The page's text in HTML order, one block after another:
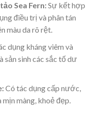
Sea Fern:Sự kết hợp
điều trị và phân tán
màu da rõ rệt.
dụng kháng viêm và
sản sinh các sắc tố dư
Có tác dụng cấp nước,
màng, khoẻ đẹp.